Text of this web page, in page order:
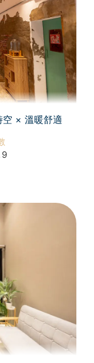
空 × 溫暖舒適